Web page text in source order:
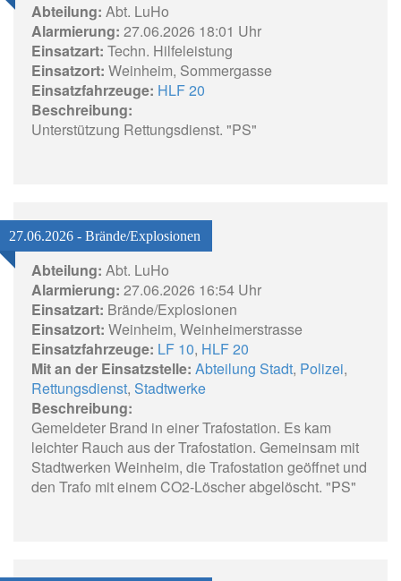
Abteilung: Abt. LuHo
Alarmierung: 27.06.2026 18:01 Uhr
Einsatzart: Techn. Hilfeleistung
Einsatzort: Weinheim, Sommergasse
Einsatzfahrzeuge: HLF 20
Beschreibung:
Unterstützung Rettungsdienst. "PS"
27.06.2026 - Brände/Explosionen
Abteilung: Abt. LuHo
Alarmierung: 27.06.2026 16:54 Uhr
Einsatzart: Brände/Explosionen
Einsatzort: Weinheim, Weinheimerstrasse
Einsatzfahrzeuge: LF 10, HLF 20
Mit an der Einsatzstelle: Abteilung Stadt, Polizei,
Rettungsdienst, Stadtwerke
Beschreibung:
Gemeldeter Brand in einer Trafostation. Es kam
leichter Rauch aus der Trafostation. Gemeinsam mit
Stadtwerken Weinheim, die Trafostation geöffnet und
den Trafo mit einem CO2-Löscher abgelöscht. "PS"